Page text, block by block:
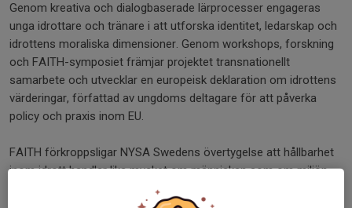
Genom kreativa och dialogbaserade lärprocesser engageras
unga idrottare och tränare i att utforska identitet, ledarskap och
idrottens moraliska dimensioner. Genom workshops, forskning
och FAITH-symposiet främjar projektet transnationellt
samarbete och utvecklar en europeisk deklaration om idrottens
värderingar, författad av ungdoms deltagare för att påverka
policy och praxis inom EU.
FAITH förkroppsligar NYSA Swedens övertygelse att hållbarhet
inom idrott handlar lika mycket om människan som om miljön,
och att empati, integritet och gemensamt syfte är avgörande